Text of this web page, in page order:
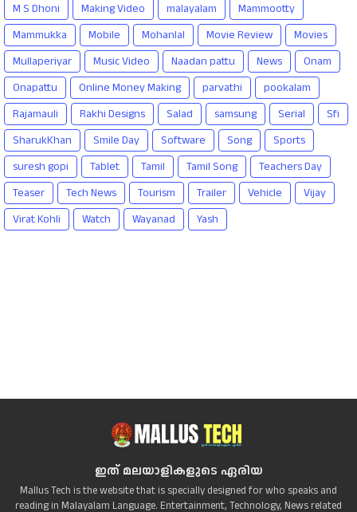
M S Dhoni
Making Video malayalam
Mammootty
Mammukka
Mobile Mohanlal Movie Review
Movies
Mullaperiyar
Music Video Naadan pattu News
Onam
Onapattu
Online Money Making parvathi
pookalam
Rajamauli
Rakhi Designs Salad samsung Serial
Sfi
SharukKhan
Smile Day Software Song
Sports
suresh gopi
Tablet Tamil Tamil Song
Teachers Day
Teaser
Tech News Tourism Trailer Vehicle
Vijay
Virat Kohli
Watch Wayanad Yash
ഇത് മലയാളികളുടെ ഏരിയ
Mallus Tech is the website that is specially designed for who speaks and
reading in Malayalam Language. Entertainment, Technology, News related